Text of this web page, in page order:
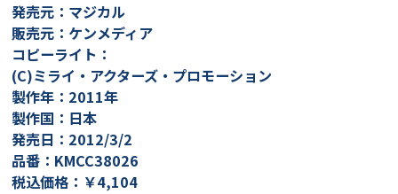
発売元：マジカル
販売元：ケンメディア
コピーライト：
(C)ミライ・アクターズ・プロモーション
製作年：2011年
製作国：日本
発売日：2012/3/2
品番：KMCC38026
税込価格：￥4,104